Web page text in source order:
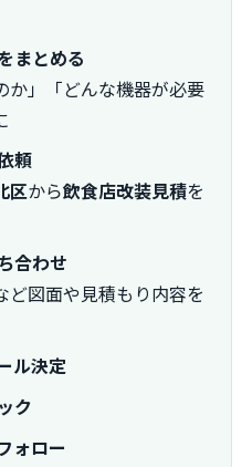
まとめる
か」「どんな機器が必要
頼
区から飲食店改装見積を
合わせ
図面や見積もり内容を
ル決定
ク
ォロー